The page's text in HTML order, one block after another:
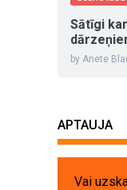
Sātīgi
by Anete
APTAUJA
Vai